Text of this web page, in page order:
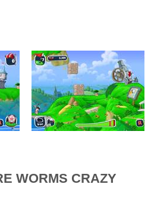
WORMS CRAZY